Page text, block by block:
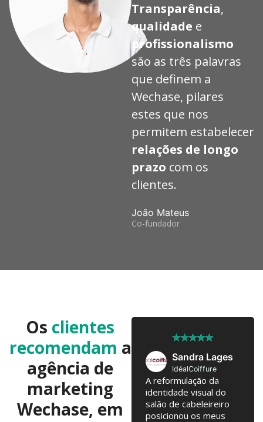
Transparência,
qualidade e
profissionalismo
são as três palavras
que definem a
Wechase, pilares
estes que nos
permitem estabelecer
relações de longo
prazo com os
clientes.
João Mateus
Co-fundador
Os clientes
recomendam a
agência de
marketing
Wechase, em
José Pedro
Twobrothers
Colaboramos já há 10
anos, com troca de
ideias regulares para
testarmos. Campanhas
Sandra Lages
★★★★★
IdéalCoiffure
A reformulação da
identidade visual do
salão de cabeleireiro
posicionou os meus